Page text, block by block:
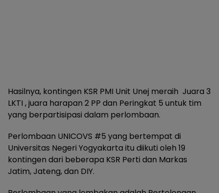
Hasilnya, kontingen KSR PMI Unit Unej meraih Juara 3
LKTI , juara harapan 2 PP dan Peringkat 5 untuk tim
yang berpartisipasi dalam perlombaan.
Perlombaan UNICOVS #5 yang bertempat di
Universitas Negeri Yogyakarta itu diikuti oleh 19
kontingen dari beberapa KSR Perti dan Markas
Jatim, Jateng, dan DIY.